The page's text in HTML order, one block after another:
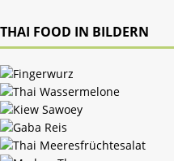
THAI FOOD IN BILDERN